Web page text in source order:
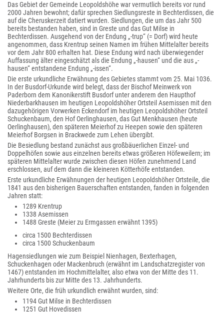
Das Gebiet der Gemeinde Leopoldshöhe war vermutlich bereits vor rund
2000 Jahren bewohnt; dafür sprechen Siedlungsreste in Bechterdissen, die
auf die Cheruskerzeit datiert wurden. Siedlungen, die um das Jahr 500
bereits bestanden haben, sind in Greste und das Gut Milse in
Bechterdissen. Ausgehend von der Endung „-trup“ (= Dorf) wird heute
angenommen, dass Krentrup seinen Namen im frühen Mittelalter bereits
vor dem Jahr 800 erhalten hat. Diese Endung wird nach überwiegender
Auffassung älter eingeschätzt als die Endung „-hausen“ und die aus „-
hausen“ entstandene Endung „-issen“.
Die erste urkundliche Erwähnung des Gebietes stammt vom 25. Mai 1036.
In der Busdorf-Urkunde wird belegt, dass der Bischof Meinwerk von
Paderborn dem Kanonikerstift Busdorf unter anderem den Haupthof
Niederbarkhausen im heutigen Leopoldshöher Ortsteil Asemissen mit den
dazugehörigen Vorwerken Eckendorf im heutigen Leopoldshöher Ortsteil
Schuckenbaum, den Hof Oerlinghausen, das Gut Menkhausen (heute
Oerlinghausen), den späteren Meierhof zu Heepen sowie den späteren
Meierhof Borgsen in Brackwede zum Lehen übergibt.
Die Besiedlung bestand zunächst aus großbäuerlichen Einzel- und
Doppelhöfen sowie aus einzelnen bereits etwas größeren Höfeweilern; im
späteren Mittelalter wurde zwischen diesen Höfen zunehmend Land
erschlossen, auf dem dann die kleineren Kötterhöfe entstanden.
Erste urkundliche Erwähnungen der heutigen Leopoldshöher Ortsteile, die
1841 aus den bisherigen Bauerschaften entstanden, fanden in folgenden
Jahren statt:
1289 Krentrup
1338 Asemissen
1488 Greste (Meier zu Ermgassen erwähnt 1395)
circa 1500 Bechterdissen
circa 1500 Schuckenbaum
Hagensiedlungen wie zum Beispiel Nienhagen, Bexterhagen,
Schuckenhagen oder Mackenbruch (erwähnt im Landschatzregister von
1467) entstanden im Hochmittelalter, also etwa von der Mitte des 11.
Jahrhunderts bis zur Mitte des 13. Jahrhunderts.
Weitere Orte, die früh urkundlich erwähnt wurden, sind:
1194 Gut Milse in Bechterdissen
1251 Gut Hovedissen